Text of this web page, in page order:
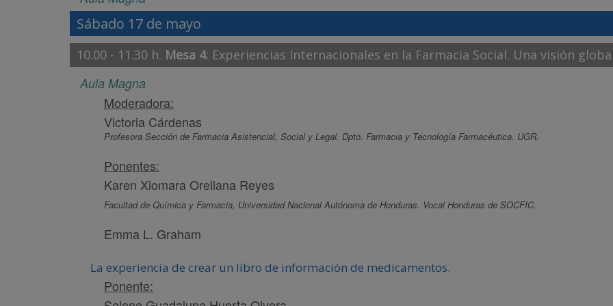
Sábado 17 de mayo
10.00 - 11.30 h. Mesa 4: Experiencias Internacionales en la Farmacia Social. Una visión
Aula Magna
Moderadora:
Victoria Cárdenas
Profesora Sección de Farmacia Asistencial, Social y Legal. Dpto. Farmacia y Tecnología Farmacéutica. UGR.
Ponentes:
Karen Xiomara Orellana Reyes
Facultad de Química y Farmacia, Universidad Nacional Autónoma de Honduras. Vocal Honduras de SOCFIC.
Emma L. Graham
La experiencia de crear un libro de información de medicamentos.
Ponente: